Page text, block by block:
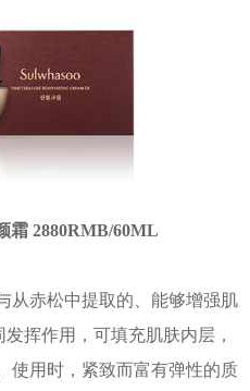
霜 2880RMB/60ML
从赤松中提取的、能够增强肌
挥作用，可填充肌肤内层，
使用时，紧致而富有弹性的质